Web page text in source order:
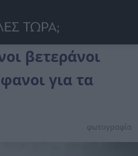
βετεράνοι
για τα
φωτογραφία